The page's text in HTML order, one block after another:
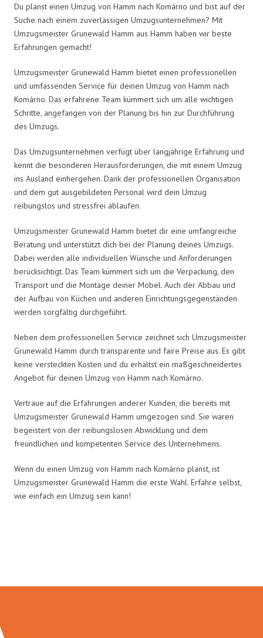
Du planst einen Umzug von Hamm nach Komárno und bist auf der
Suche nach einem zuverlässigen Umzugsunternehmen? Mit
Umzugsmeister Grunewald Hamm aus Hamm haben wir beste
Erfahrungen gemacht!
Umzugsmeister Grunewald Hamm bietet einen professionellen
und umfassenden Service für deinen Umzug von Hamm nach
Komárno. Das erfahrene Team kümmert sich um alle wichtigen
Schritte, angefangen von der Planung bis hin zur Durchführung
des Umzugs.
Das Umzugsunternehmen verfügt über langjährige Erfahrung und
kennt die besonderen Herausforderungen, die mit einem Umzug
ins Ausland einhergehen. Dank der professionellen Organisation
und dem gut ausgebildeten Personal wird dein Umzug
reibungslos und stressfrei ablaufen.
Umzugsmeister Grunewald Hamm bietet dir eine umfangreiche
Beratung und unterstützt dich bei der Planung deines Umzugs.
Dabei werden alle individuellen Wünsche und Anforderungen
berücksichtigt. Das Team kümmert sich um die Verpackung, den
Transport und die Montage deiner Möbel. Auch der Abbau und
der Aufbau von Küchen und anderen Einrichtungsgegenständen
werden sorgfältig durchgeführt.
Neben dem professionellen Service zeichnet sich Umzugsmeister
Grunewald Hamm durch transparente und faire Preise aus. Es gibt
keine versteckten Kosten und du erhältst ein maßgeschneidertes
Angebot für deinen Umzug von Hamm nach Komárno.
Vertraue auf die Erfahrungen anderer Kunden, die bereits mit
Umzugsmeister Grunewald Hamm umgezogen sind. Sie waren
begeistert von der reibungslosen Abwicklung und dem
freundlichen und kompetenten Service des Unternehmens.
Wenn du einen Umzug von Hamm nach Komárno planst, ist
Umzugsmeister Grunewald Hamm die erste Wahl. Erfahre selbst,
wie einfach ein Umzug sein kann!